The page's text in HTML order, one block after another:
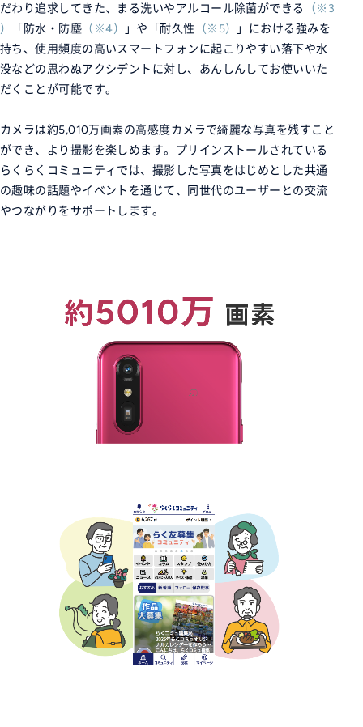
だわり追求してきた、まる洗いやアルコール除菌ができる
※3
「防水・防塵
※4 」や「耐久性 ※5
」における強みを
持ち、使用頻度の高いスマートフォンに起こりやすい落下や水
没などの思わぬアクシデントに対し、あんしんしてお使いいた
だくことが可能です。
カメラは約5,010万画素の高感度カメラで綺麗な写真を残すこと
ができ、より撮影を楽しめます。プリインストールされている
らくらくコミュニティでは、撮影した写真をはじめとした共通
の趣味の話題やイベントを通じて、同世代のユーザーとの交流
やつながりをサポートします。